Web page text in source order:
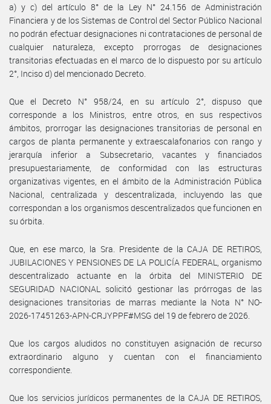
a) y c) del artículo 8° de la Ley N° 24.156 de Administración
Financiera y de los Sistemas de Control del Sector Público Nacional
no podrán efectuar designaciones ni contrataciones de personal de
cualquier naturaleza, excepto prorrogas de designaciones
transitorias efectuadas en el marco de lo dispuesto por su artículo
2°, Inciso d) del mencionado Decreto.
Que el Decreto N° 958/24, en su artículo 2°, dispuso que
corresponde a los Ministros, entre otros, en sus respectivos
ámbitos, prorrogar las designaciones transitorias de personal en
cargos de planta permanente y extraescalafonarios con rango y
jerarquía inferior a Subsecretario, vacantes y financiados
presupuestariamente, de conformidad con las estructuras
organizativas vigentes, en el ámbito de la Administración Pública
Nacional, centralizada y descentralizada, incluyendo las que
correspondan a los organismos descentralizados que funcionen en
su órbita.
Que, en ese marco, la Sra. Presidente de la CAJA DE RETIROS,
JUBILACIONES Y PENSIONES DE LA POLICÍA FEDERAL, organismo
descentralizado actuante en la órbita del MINISTERIO DE
SEGURIDAD NACIONAL solicitó gestionar las prórrogas de las
designaciones transitorias de marras mediante la Nota N° NO-
2026-17451263-APN-CRJYPPF#MSG del 19 de febrero de 2026.
Que los cargos aludidos no constituyen asignación de recurso
extraordinario alguno y cuentan con el financiamiento
correspondiente.
Que los servicios jurídicos permanentes de la CAJA DE RETIROS,